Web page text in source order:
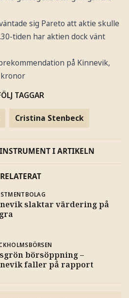
sig Pareto att aktie skulle
tiden har aktien dock vänt
på Kinnevik,
TAGGAR
Cristina Stenbeck
I ARTIKELN
RELATERAT
slaktar värdering på
börsöppning –
faller på rapport